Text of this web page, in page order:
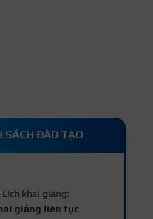
SÁCH ĐÀO TẠO
Lịch khai giảng:
giảng liên tục